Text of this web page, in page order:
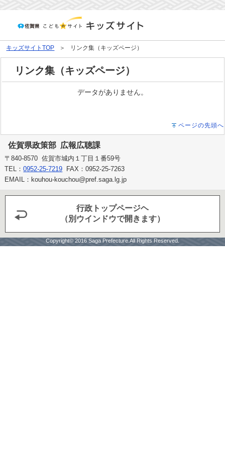
キッズサイトTOP リンク集（キッズページ）
リンク集（キッズページ）
データがありません。
ページの先頭へ
佐賀県政策部 広報広聴課
〒840-8570 佐賀市城内１丁目１番59号
TEL：0952-25-7219 FAX：0952-25-7263
EMAIL：kouhou-kouchou@pref.saga.lg.jp
行政トップページヘ
（別ウインドウで開きます）
Copyright© 2016 Saga Prefecture.All Rights Reserved.